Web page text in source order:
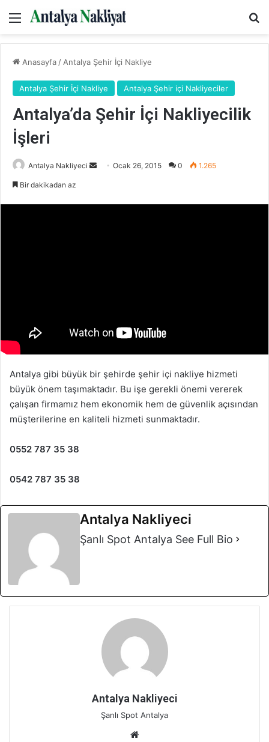
Menü
Anasayfa / Antalya Şehir İçi Nakliye
Antalya Şehir İçi Nakliye Antalya Şehir içi Nakliyeciler
Antalya’da Şehir İçi Nakliyecilik
İşleri
Antalya Nakliyeci
Bir
Ocak 26, 2015 0 1.265
Bir dakikadan az
Antalya gibi büyük bir şehirde şehir içi nakliye hizmeti
büyük önem taşımaktadır. Bu işe gerekli önemi vererek
çalışan firmamız hem ekonomik hem de güvenlik açısından
müşterilerine en kaliteli hizmeti sunmaktadır.
0552 787 35 38
0542 787 35 38
Antalya Nakliyeci
Şanlı Spot Antalya See Full Bio
Antalya Nakliyeci
Şanlı Spot Antalya